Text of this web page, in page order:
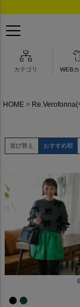
カテゴリ WEB
HOME
並び替え おすすめ順